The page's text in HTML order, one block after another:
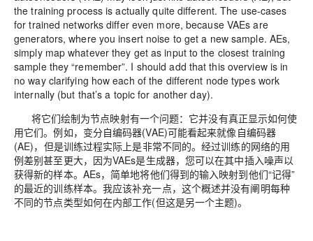
the training process is actually quite different. The use-cases
for trained networks differ even more, because VAEs are
generators, where you insert noise to get a new sample. AEs,
simply map whatever they get as input to the closest training
sample they “remember”. I should add that this overview is in
no way clarifying how each of the different node types work
internally (but that’s a topic for another day).
将它们绘制为节点映射有一个问题：它并没有真正显示如何使
用它们。例如，变分自编码器(VAE)可能看起来就像自编码器
(AE)，但是训练过程实际上是非常不同的。经过训练的网络的用
例差别甚至更大，因为VAEs是生成器，您可以在其中插入噪声以
获得新的样本。AEs，简单地将他们得到的输入映射到他们“记得”
的最近的训练样本。我应该补充一点，这个概述并没有阐明每种
不同的节点类型如何在内部工作(但这是另一个主题)。